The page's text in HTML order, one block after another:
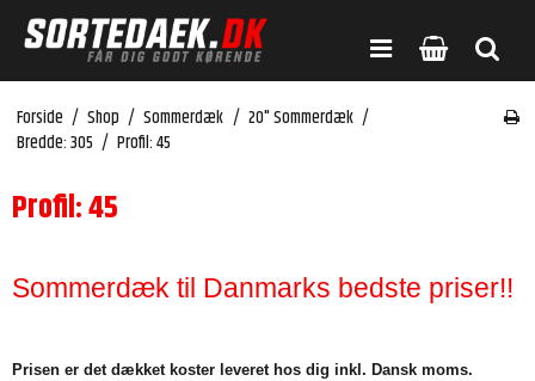
Forside / Shop / Sommerdæk / 20" Sommerdæk /
Bredde: 305 / Profil: 45
Profil: 45
Sommerdæk til Danmarks bedste priser!!
Prisen er det dækket koster leveret hos dig inkl. Dansk moms.